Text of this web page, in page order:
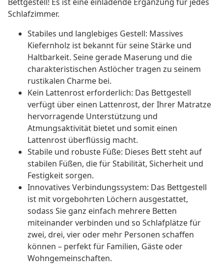
Schlafzimmer.
Stabiles und langlebiges Gestell: Massives
Kiefernholz ist bekannt für seine Stärke und
Haltbarkeit. Seine gerade Maserung und die
charakteristischen Astlöcher tragen zu seinem
rustikalen Charme bei.
Kein Lattenrost erforderlich: Das Bettgestell
verfügt über einen Lattenrost, der Ihrer Matratze
hervorragende Unterstützung und
Atmungsaktivität bietet und somit einen
Lattenrost überflüssig macht.
Stabile und robuste Füße: Dieses Bett steht auf
stabilen Füßen, die für Stabilität, Sicherheit und
Festigkeit sorgen.
Innovatives Verbindungssystem: Das Bettgestell
ist mit vorgebohrten Löchern ausgestattet,
sodass Sie ganz einfach mehrere Betten
miteinander verbinden und so Schlafplätze für
zwei, drei, vier oder mehr Personen schaffen
können – perfekt für Familien, Gäste oder
Wohngemeinschaften.